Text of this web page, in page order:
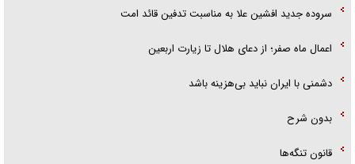
سروده جدید افشین علا به مناسبت تدفین قائد امت
اعمال ماه صفر؛ از دعای هلال تا زیارت اربعین
دشمنی با ایران نباید بی‌هزینه باشد
بدون شرح
قانون تنگه‌ها